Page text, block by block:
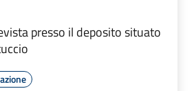
presso il deposito situato